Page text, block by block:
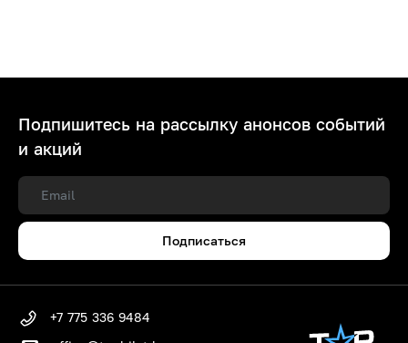
Подпишитесь на рассылку анонсов событий
и акций
Подписаться
+7 775 336 9484